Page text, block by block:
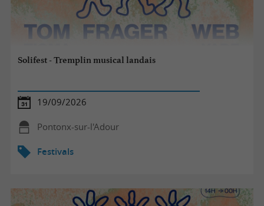
Solifest - Tremplin musical landais
19/09/2026
Pontonx-sur-l'Adour
Festivals